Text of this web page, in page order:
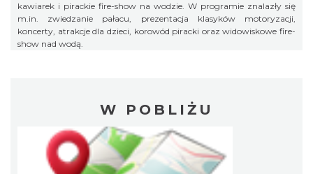
kawiarek i pirackie fire-show na wodzie. W programie znalazły się
m.in. zwiedzanie pałacu, prezentacja klasyków motoryzacji,
koncerty, atrakcje dla dzieci, korowód piracki oraz widowiskowe fire-
show nad wodą.
W POBLIŻU